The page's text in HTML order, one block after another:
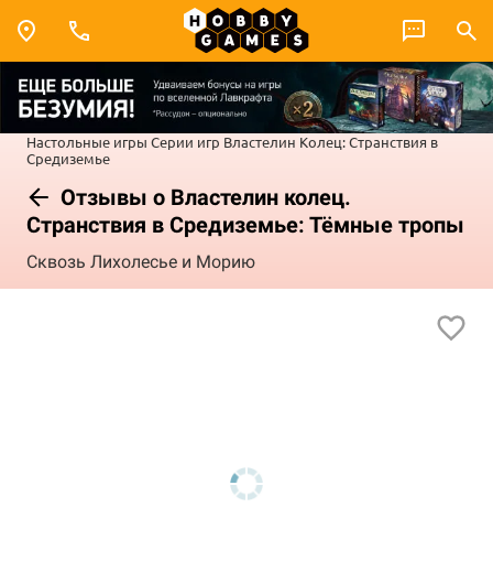
Настольные игры Серии игр Властелин Колец: Странствия в
Средиземье
Отзывы о Властелин колец.
Странствия в Средиземье: Тёмные тропы
Сквозь Лихолесье и Морию